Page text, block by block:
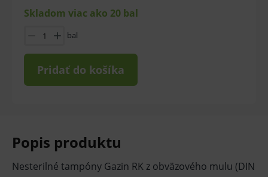
Skladom viac ako 20 bal
bal
Pridať do košíka
Popis produktu
Nesterilné tampóny Gazin RK z obväzového mulu (DIN